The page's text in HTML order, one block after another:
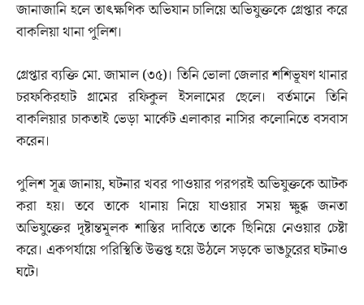
জানাজানি হলে তাৎক্ষণিক অভিযান চালিয়ে অভিযুক্তকে গ্রেপ্তার করে
বাকলিয়া থানা পুলিশ।
গ্রেপ্তার ব্যক্তি মো. জামাল (৩৫)। তিনি ভোলা জেলার শশিভূষণ থানার
চরফকিরহাট গ্রামের রফিকুল ইসলামের ছেলে। বর্তমানে তিনি
বাকলিয়ার চাকতাই ভেড়া মার্কেট এলাকার নাসির কলোনিতে বসবাস
করেন।
পুলিশ সূত্র জানায়, ঘটনার খবর পাওয়ার পরপরই অভিযুক্তকে আটক
করা হয়। তবে তাকে থানায় নিয়ে যাওয়ার সময় ক্ষুব্ধ জনতা
অভিযুক্তের দৃষ্টান্তমূলক শাস্তির দাবিতে তাকে ছিনিয়ে নেওয়ার চেষ্টা
করে। একপর্যায়ে পরিস্থিতি উত্তপ্ত হয়ে উঠলে সড়কে ভাঙচুরের ঘটনাও
ঘটে।